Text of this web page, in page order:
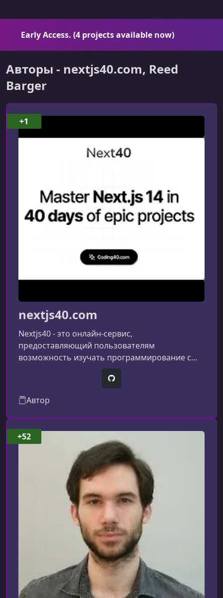
Early Access. (4 projects available now)
Авторы - nextjs40.com, Reed
Barger
nextjs40.com
Nextjs40 - это онлайн-сервис,
предоставляющий пользователям
возможность изучать программирование с
помощью курса "Master Next.js 14 за 40 дней
эпических проектов". Узнайте, как строить
технологии Next.js. Учитесь разрабатывать
масштабные архитектуры и продвигать ваши
сайты с помощью SEO.
GitHub
Автор
+1
+52